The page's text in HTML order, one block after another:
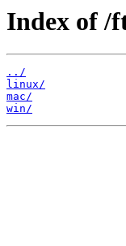
Index of /
../
linux/
mac/
win/